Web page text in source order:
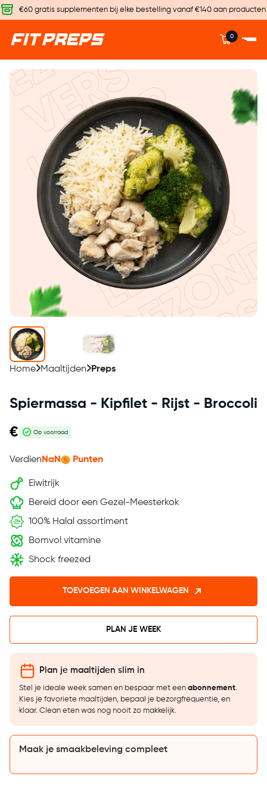
€60 gratis supplementen bij elke bestelling vanaf €140 aan producten
0
Home Maaltijden Preps
Spiermassa - Kipfilet - Rijst - Broccoli
€
Op voorraad
Verdien NaN Punten
Eiwitrijk
Bereid door een Gezel-Meesterkok
100% Halal assortiment
Bomvol vitamine
Shock freezed
TOEVOEGEN AAN WINKELWAGEN
PLAN JE WEEK
Plan je maaltijden slim in
Stel je ideale week samen en bespaar met een abonnement.
Kies je favoriete maaltijden, bepaal je bezorgfrequentie, en
klaar. Clean eten was nog nooit zo makkelijk.
Maak je smaakbeleving compleet